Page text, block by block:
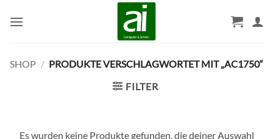
Inhalt
SHOP / PRODUKTE VERSCHLAGWORTET MIT „AC1750“
FILTER
Es wurden keine Produkte gefunden, die deiner Auswahl